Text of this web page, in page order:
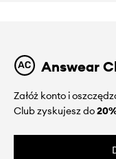
Answear
Załóż konto i
Club zyskujesz do